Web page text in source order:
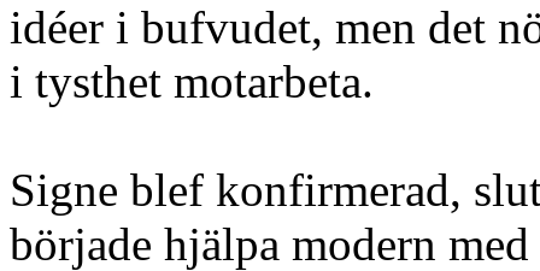
idéer i bufvudet, men det
i tysthet motarbeta.
Signe blef konfirmerad,
började hjälpa modern